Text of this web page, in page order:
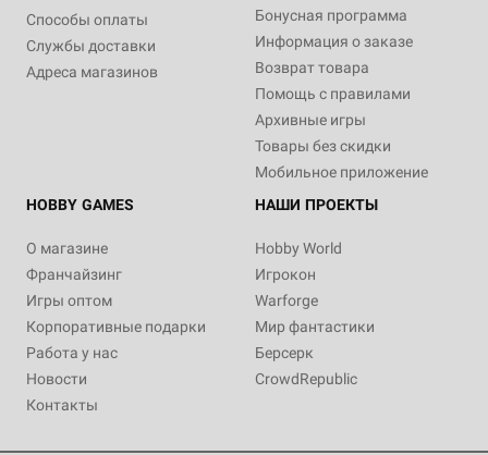
Способы оплаты
Службы доставки
Адреса магазинов
Бонусная программа
Информация о заказе
Возврат товара
Помощь с правилами
Архивные игры
Товары без скидки
Мобильное приложение
HOBBY GAMES
О магазине
Франчайзинг
Игры оптом
Корпоративные подарки
Работа у нас
Новости
Контакты
НАШИ ПРОЕКТЫ
Hobby World
Игрокон
Warforge
Мир фантастики
Берсерк
CrowdRepublic